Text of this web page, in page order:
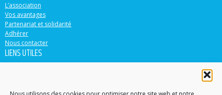
L’association
Vos avantages
Partenariat et solidarité
Adhérer
Nous contacter
LIENS UTILES